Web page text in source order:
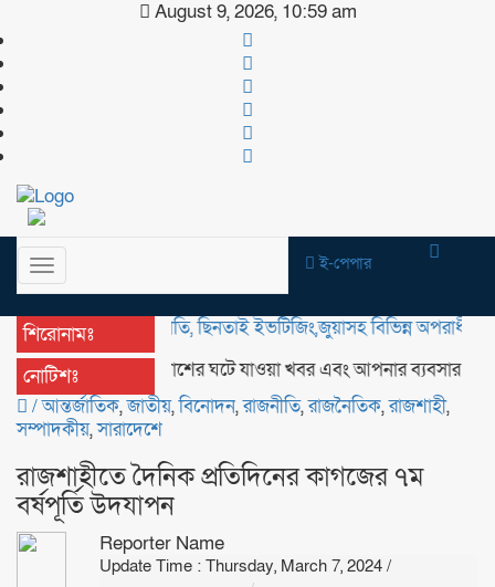
August 9, 2026, 10:59 am
Toggle
navigation
ই-পেপার
শিরোনামঃ
মাদক,চুরি, ডাকাতি, ছিনতাই ইভটিজিং,জুয়াসহ বিভিন্ন অপরাধী বিরুদ্ধে
নোটিশঃ
আপনার আশেপাশের ঘটে যাওয়া খবর এবং আপনার ব্যবসার বিজ্ঞাপন
/আন্তর্জাতিক,জাতীয়,বিনোদন,রাজনীতি,রাজনৈতিক,রাজশাহী,
সম্পাদকীয়,সারাদেশে
রাজশাহীতে দৈনিক প্রতিদিনের কাগজের ৭ম
বর্ষপূর্তি উদযাপন
Reporter Name
Update Time : Thursday, March 7, 2024/